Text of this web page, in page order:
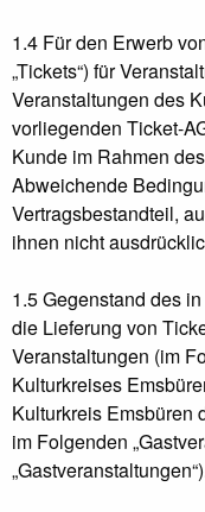
1.4 Für den Erwerb
„Tickets“) für
Veranstaltungen des
vorliegenden Ticket-
Kunde im Rahmen
Abweichende
Vertragsbestandteil,
ihnen nicht
1.5 Gegenstand des
die Lieferung von
Veranstaltungen (im
Kulturkreises
Kulturkreis Emsbüren
im Folgenden